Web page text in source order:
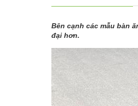
Bên cạnh các mẫu bàn
đại hơn.